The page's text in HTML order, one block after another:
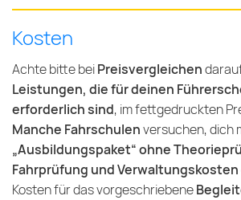
Kosten
Achte bitte beiPreisvergleichen
Leistungen, die für deinen
erforderlich sind, im fettgedruckten
Manche Fahrschulenversuchen, dich
„Ausbildungspaket“ ohne
Fahrprüfung und Verwaltungskosten
Kosten für das vorgeschriebene